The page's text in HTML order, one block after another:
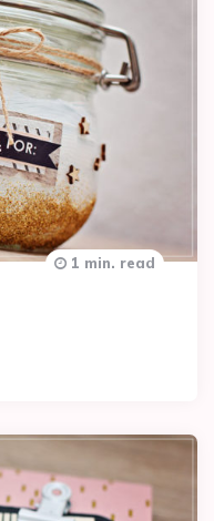
1 min. read